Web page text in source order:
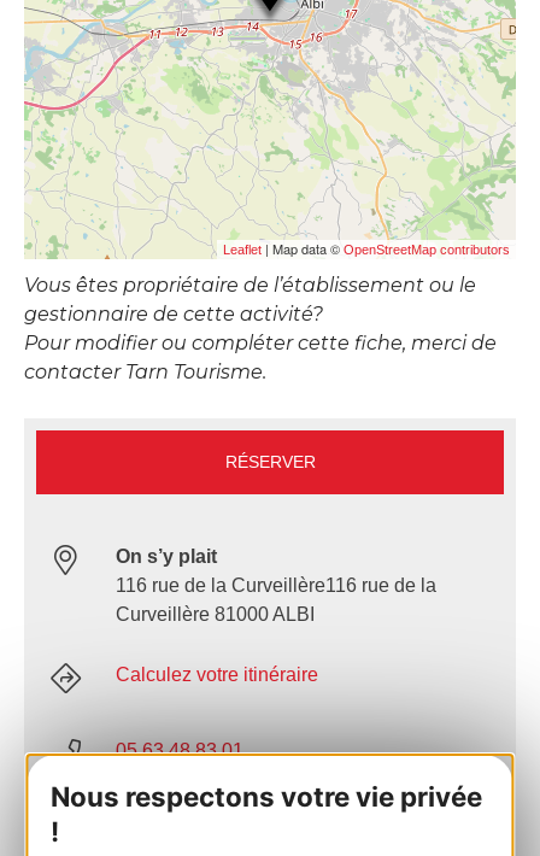
Nous respectons votre vie privée
!
Leaflet | Map data © OpenStreetMap contributors
Vous êtes propriétaire de l’établissement ou le
gestionnaire de cette activité?
Pour modifier ou compléter cette fiche, merci de
contacter Tarn Tourisme.
RÉSERVER
On s’y plait
116 rue de la Curveillère116 rue de la
Curveillère 81000 ALBI
Calculez votre itinéraire
05 63 48 83 01